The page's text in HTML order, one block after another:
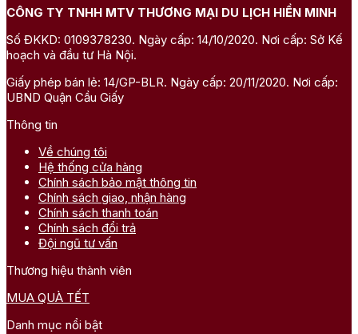
CÔNG TY TNHH MTV THƯƠNG MẠI DU LỊCH HIỀN MINH
Số ĐKKD: 0109378230. Ngày cấp: 14/10/2020. Nơi cấp: Sở Kế
hoạch và đầu tư Hà Nội.
Giấy phép bán lẻ: 14/GP-BLR. Ngày cấp: 20/11/2020. Nơi cấp:
UBND Quận Cầu Giấy
Thông tin
Về chúng tôi
Hệ thống cửa hàng
Chính sách bảo mật thông tin
Chính sách giao, nhận hàng
Chính sách thanh toán
Chính sách đổi trả
Đội ngũ tư vấn
Thương hiệu thành viên
MUA QUÀ TẾT
Danh mục nổi bật